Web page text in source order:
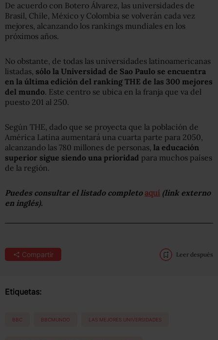
De acuerdo con Botero Álvarez, las universidades de
Brasil, Chile, México y Colombia se volverán cada vez
mejores, alcanzando los rankings mundiales en los
próximos años.
No obstante, de todas las universidades latinoamericanas
listadas, sólo la Universidad de Sao Paulo se encuentra
en la última edición del ranking THE de las 300 mejores
del mundo. Este centro se ubica en la franja que va del
puesto 201 al 250.
Según THE, dado que se proyecta que la población de
América Latina aumentará una cuarta parte para 2050,
alcanzando las 780 millones de personas, la educación
superior sigue siendo una prioridad para muchos países
de la región.
Puedes consultar el listado completo aquí (link externo
en inglés).
Compartir Leer después
Etiquetas:
BBC BBCMUNDO LAS MEJORES UNIVERSIDADES